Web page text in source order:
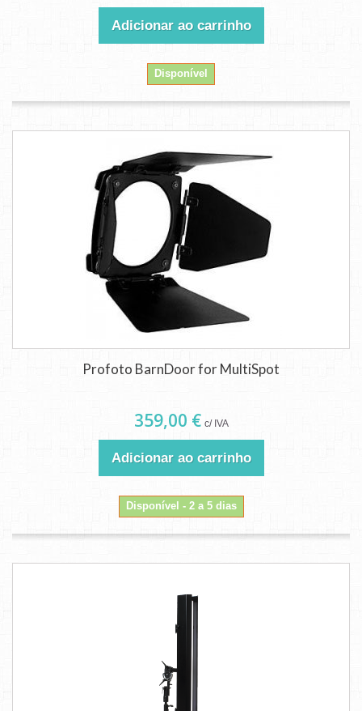
Adicionar ao carrinho
Disponível
Profoto BarnDoor for MultiSpot
359,00 € c/ IVA
Adicionar ao carrinho
Disponível - 2 a 5 dias